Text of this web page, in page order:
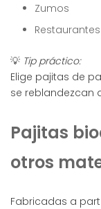
Zumos
💡 Tip práctico:
Elige pajitas de
se reblandezcan
Pajitas
otros
Fabricadas a